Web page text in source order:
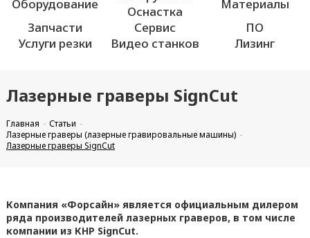
Оборудование
Оснастка
Материалы
Запчасти
Сервис
ПО
Услуги резки
Видео станков Лизинг
Лазерные граверы SignCut
Главная
Статьи
Лазерные граверы (лазерные гравировальные машины)
Лазерные граверы SignCut
Компания «Форсайн» является официальным дилером
ряда производителей лазерных граверов, в том числе
компании из КНР SignCut.